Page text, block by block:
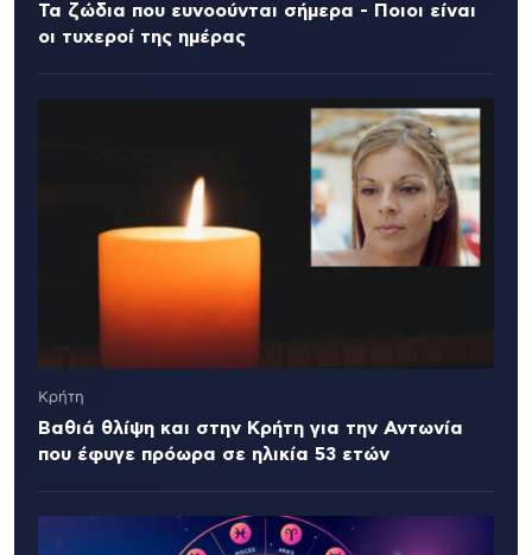
Τα ζώδια που ευνοούνται σήμερα - Ποιοι είναι
οι τυχεροί της ημέρας
Κρήτη
Βαθιά θλίψη και στην Κρήτη για την Αντωνία
που έφυγε πρόωρα σε ηλικία 53 ετών